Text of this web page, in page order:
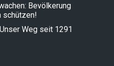
Bevölkerung
schützen!
Weg seit 1291